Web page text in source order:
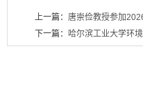
上一篇： 唐崇俭教授参加
下一篇： 哈尔滨工业大学环